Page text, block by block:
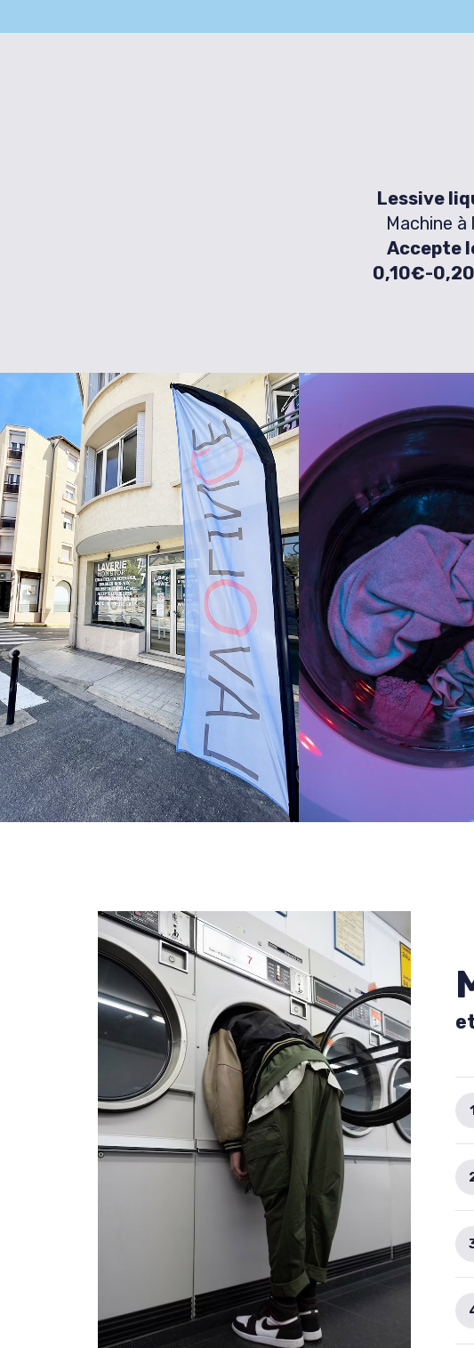
Lessive
Machine
Accepte
0,10€-